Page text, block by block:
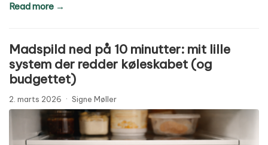
Read more →
Madspild ned på 10 minutter: mit lille
system der redder køleskabet (og
budgettet)
2. marts 2026 · Signe Møller